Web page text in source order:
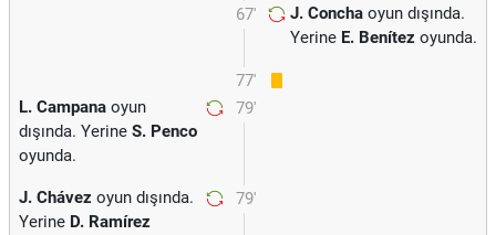
67' J. Concha oyun dışında.
Yerine E. Benítez oyunda.
77'
79'
L. Campana oyun
dışında. Yerine S. Penco
oyunda.
79'
J. Chávez oyun dışında.
Yerine D. Ramírez